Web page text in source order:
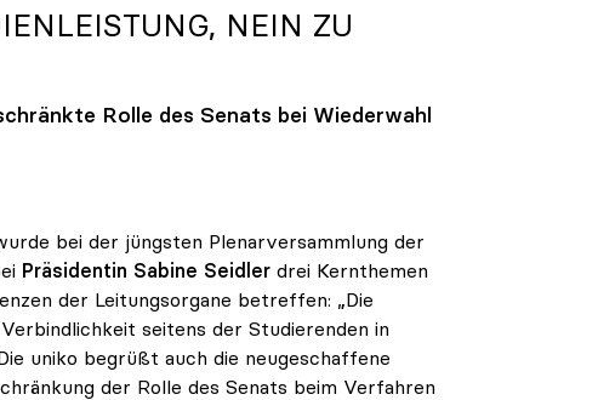
NEIN ZU
Rolle des Senats bei Wiederwahl
bei der jüngsten Plenarversammlung der
Präsidentin Sabine Seidler drei Kernthemen
der Leitungsorgane betreffen: „Die
seitens der Studierenden in
uniko begrüßt auch die neugeschaffene
der Rolle des Senats beim Verfahren